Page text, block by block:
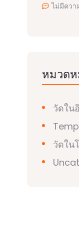
ไม่มีควา
หมวด
วัดใน
วัดใน